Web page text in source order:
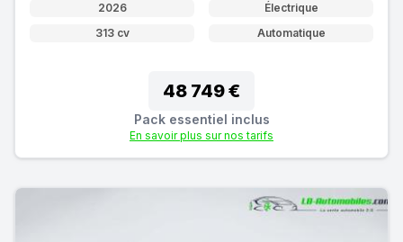
2026
Électrique
313 cv
Automatique
48 749 €
Pack essentiel inclus
En savoir plus sur nos tarifs